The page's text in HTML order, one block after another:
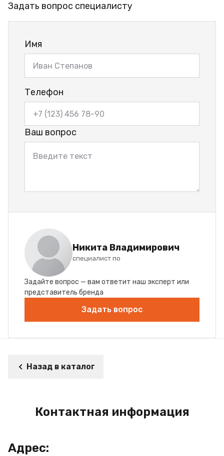
Задать вопрос специалисту
Имя
Телефон
Ваш вопрос
Никита Владимирович
специалист по
Задайте вопрос — вам ответит наш эксперт или
представитель бренда
Задать вопрос
Назад в каталог
Контактная информация
Адрес: